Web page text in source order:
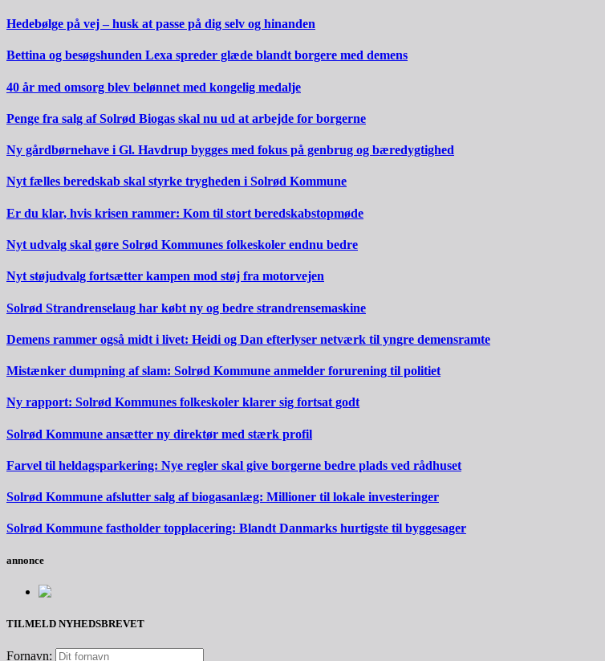
Hedebølge på vej – husk at passe på dig selv og hinanden
Bettina og besøgshunden Lexa spreder glæde blandt borgere med demens
40 år med omsorg blev belønnet med kongelig medalje
Penge fra salg af Solrød Biogas skal nu ud at arbejde for borgerne
Ny gårdbørnehave i Gl. Havdrup bygges med fokus på genbrug og bæredygtighed
Nyt fælles beredskab skal styrke trygheden i Solrød Kommune
Er du klar, hvis krisen rammer: Kom til stort beredskabstopmøde
Nyt udvalg skal gøre Solrød Kommunes folkeskoler endnu bedre
Nyt støjudvalg fortsætter kampen mod støj fra motorvejen
Solrød Strandrenselaug har købt ny og bedre strandrensemaskine
Demens rammer også midt i livet: Heidi og Dan efterlyser netværk til yngre demensramte
Mistænker dumpning af slam: Solrød Kommune anmelder forurening til politiet
Ny rapport: Solrød Kommunes folkeskoler klarer sig fortsat godt
Solrød Kommune ansætter ny direktør med stærk profil
Farvel til heldagsparkering: Nye regler skal give borgerne bedre plads ved rådhuset
Solrød Kommune afslutter salg af biogasanlæg: Millioner til lokale investeringer
Solrød Kommune fastholder topplacering: Blandt Danmarks hurtigste til byggesager
annonce
TILMELD NYHEDSBREVET
Fornavn: